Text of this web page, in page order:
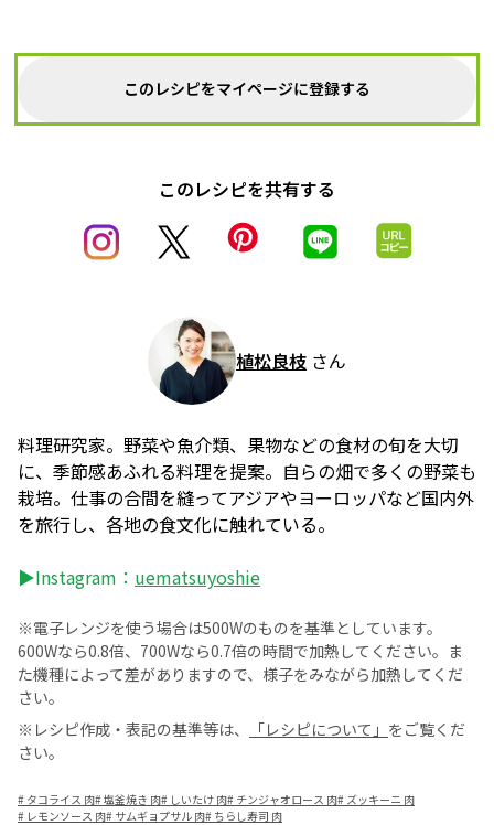
このレシピをマイページに登録する
このレシピを共有する
植松良枝 さん
料理研究家。野菜や魚介類、果物などの食材の旬を大切
に、季節感あふれる料理を提案。自らの畑で多くの野菜も
栽培。仕事の合間を縫ってアジアやヨーロッパなど国内外
を旅行し、各地の食文化に触れている。
▶Instagram： uematsuyoshie
※電子レンジを使う場合は500Wのものを基準としています。
600Wなら0.8倍、700Wなら0.7倍の時間で加熱してください。ま
た機種によって差がありますので、様子をみながら加熱してくだ
さい。
※レシピ作成・表記の基準等は、
「レシピについて」 をご覧くだ
さい。
# タコライス 肉#塩釜焼き 肉# しいたけ 肉# チンジャオロース 肉# ズッキーニ 肉
# レモンソース 肉# サムギョプサル 肉# ちらし寿司 肉